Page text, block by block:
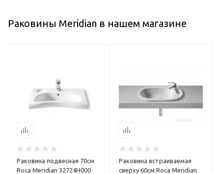
Раковины Meridian в нашем магазине
Раковина подвесная 70см
Roca Meridian 32724H000
Раковина встраиваемая
сверху 60см Roca Meridian